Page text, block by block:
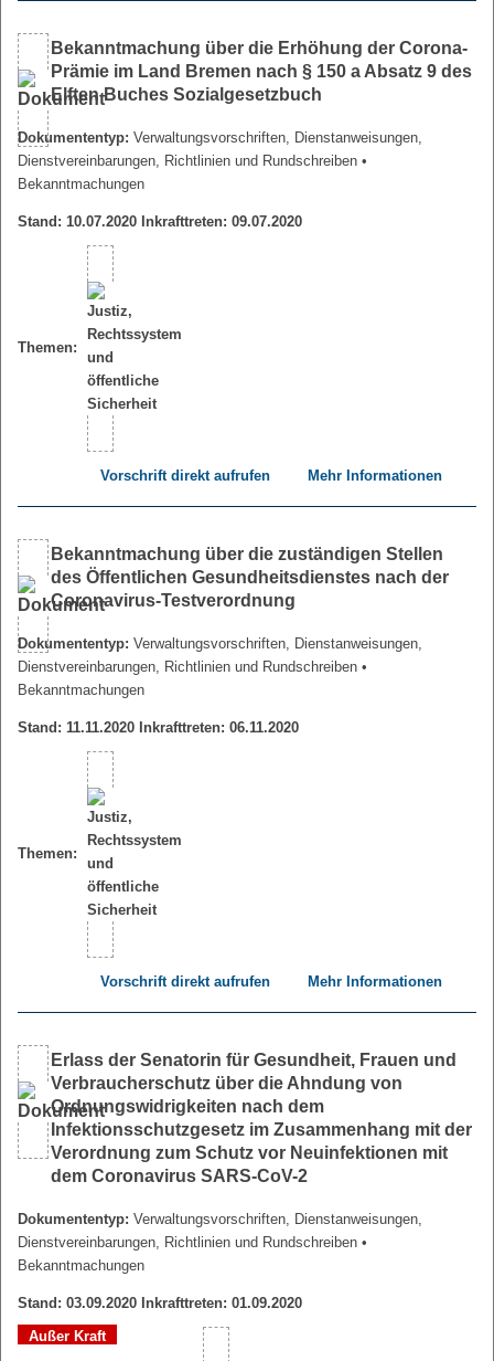
Bekanntmachung über die Erhöhung der Corona-
Prämie im Land Bremen nach § 150 a Absatz 9 des
Elften Buches Sozialgesetzbuch
Dokumententyp: Verwaltungsvorschriften, Dienstanweisungen,
Dienstvereinbarungen, Richtlinien und Rundschreiben •
Bekanntmachungen
Stand: 10.07.2020 Inkrafttreten: 09.07.2020
Themen:
Vorschrift direkt aufrufen Mehr Informationen
Bekanntmachung über die zuständigen Stellen
des Öffentlichen Gesundheitsdienstes nach der
Coronavirus-Testverordnung
Dokumententyp: Verwaltungsvorschriften, Dienstanweisungen,
Dienstvereinbarungen, Richtlinien und Rundschreiben •
Bekanntmachungen
Stand: 11.11.2020 Inkrafttreten: 06.11.2020
Themen:
Vorschrift direkt aufrufen Mehr Informationen
Erlass der Senatorin für Gesundheit, Frauen und
Verbraucherschutz über die Ahndung von
Ordnungswidrigkeiten nach dem
Infektionsschutzgesetz im Zusammenhang mit der
Verordnung zum Schutz vor Neuinfektionen mit
dem Coronavirus SARS-CoV-2
Dokumententyp: Verwaltungsvorschriften, Dienstanweisungen,
Dienstvereinbarungen, Richtlinien und Rundschreiben •
Bekanntmachungen
Stand: 03.09.2020 Inkrafttreten: 01.09.2020
Außer Kraft